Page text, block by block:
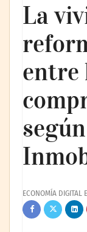
La
entre
ECONOMÍA DIGITAL